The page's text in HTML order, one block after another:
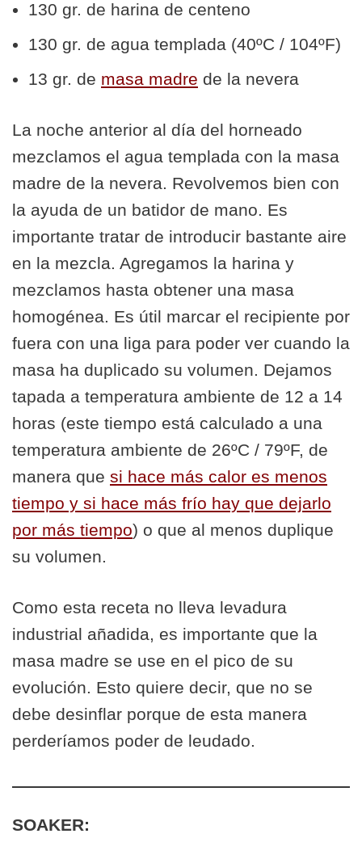
130 gr. de harina de centeno
130 gr. de agua templada (40ºC / 104ºF)
13 gr. de masa madre de la nevera
La noche anterior al día del horneado
mezclamos el agua templada con la masa
madre de la nevera. Revolvemos bien con
la ayuda de un batidor de mano. Es
importante tratar de introducir bastante aire
en la mezcla. Agregamos la harina y
mezclamos hasta obtener una masa
homogénea. Es útil marcar el recipiente por
fuera con una liga para poder ver cuando la
masa ha duplicado su volumen. Dejamos
tapada a temperatura ambiente de 12 a 14
horas (este tiempo está calculado a una
temperatura ambiente de 26ºC / 79ºF, de
manera que si hace más calor es menos
tiempo y si hace más frío hay que dejarlo
por más tiempo) o que al menos duplique
su volumen.
Como esta receta no lleva levadura
industrial añadida, es importante que la
masa madre se use en el pico de su
evolución. Esto quiere decir, que no se
debe desinflar porque de esta manera
perderíamos poder de leudado.
SOAKER: